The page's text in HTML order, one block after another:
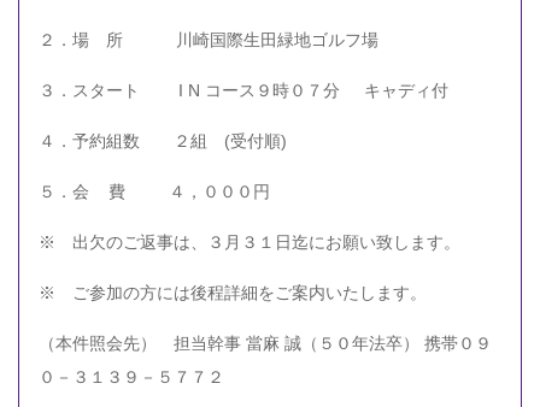
２．場 所 川崎国際生田緑地ゴルフ場
３．スタート I N コース９時０７分 キャディ付
４．予約組数 ２組 (受付順)
５．会 費 ４，０００円
※ 出欠のご返事は、３月３１日迄にお願い致します。
※ ご参加の方には後程詳細をご案内いたします。
（本件照会先） 担当幹事 當麻 誠（５０年法卒） 携帯０９
０－３１３９－５７７２